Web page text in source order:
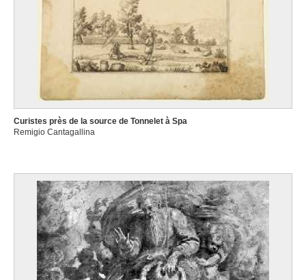
Curistes près de la source de Tonnelet à Spa
Remigio Cantagallina